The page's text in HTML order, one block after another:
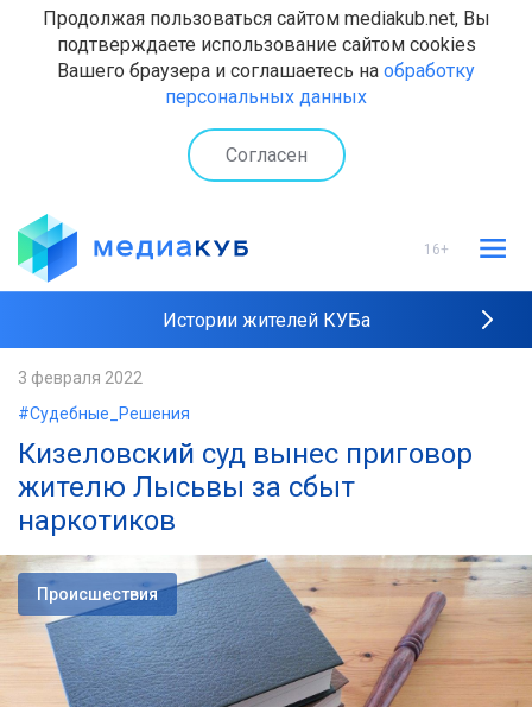
Продолжая пользоваться сайтом mediakub.net, Вы
подтверждаете использование сайтом cookies
Вашего браузера и соглашаетесь на обработку
персональных данных
Согласен
16+
Истории жителей КУБа
3 февраля 2022
#Судебные_Решения
Кизеловский суд вынес приговор
жителю Лысьвы за сбыт
наркотиков
Происшествия